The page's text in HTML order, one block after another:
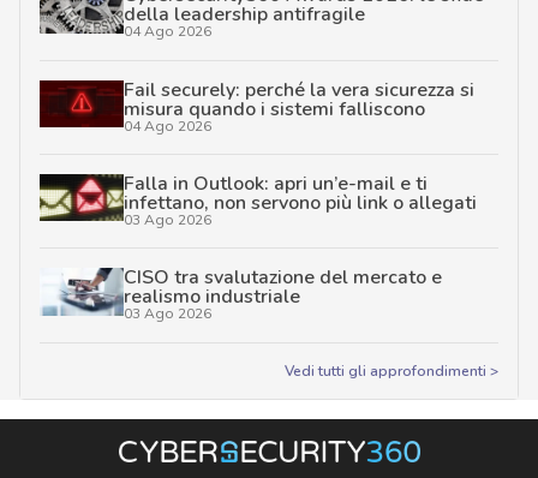
della leadership antifragile
04 Ago 2026
Fail securely: perché la vera sicurezza si
misura quando i sistemi falliscono
04 Ago 2026
Falla in Outlook: apri un’e-mail e ti
infettano, non servono più link o allegati
03 Ago 2026
CISO tra svalutazione del mercato e
realismo industriale
03 Ago 2026
Vedi tutti gli approfondimenti >